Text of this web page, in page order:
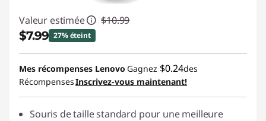
Valeur estimée $10.99
$7.99 27% éteint
Économies instantanées :-$3.00
Mes récompenses Lenovo Gagnez $0.24des
RécompensesInscrivez-vous maintenant!
Souris de taille standard pour une meilleure